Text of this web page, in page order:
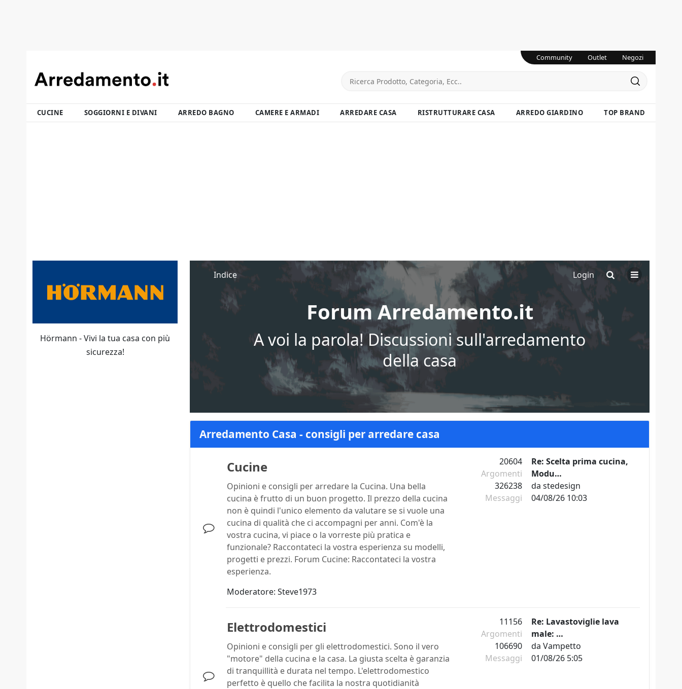
Community Outlet Negozi
CUCINE SOGGIORNI E DIVANI ARREDO BAGNO CAMERE E ARMADI ARREDARE CASA RISTRUTTURARE CASA ARREDO GIARDINO TOP BRAND
Login
Indice
Forum Arredamento.it
A voi la parola! Discussioni sull'arredamento
della casa
Arredamento Casa - consigli per arredare casa
Cucine
Opinioni e consigli per arredare la Cucina. Una bella
cucina è frutto di un buon progetto. Il prezzo della cucina
non è quindi l'unico elemento da valutare se si vuole una
cucina di qualità che ci accompagni per anni. Com'è la
vostra cucina, vi piace o la vorreste più pratica e
funzionale? Raccontateci la vostra esperienza su modelli,
progetti e prezzi. Forum Cucine: Raccontateci la vostra
esperienza.
Moderatore: Steve1973
20604
Argomenti
326238
Messaggi
Re: Scelta prima cucina,
Modu…
da stedesign
04/08/26 10:03
Elettrodomestici
Opinioni e consigli per gli elettrodomestici. Sono il vero
"motore" della cucina e la casa. La giusta scelta è garanzia
di tranquillità e durata nel tempo. L'elettrodomestico
perfetto è quello che facilita la nostra quotidianità
11156
Argomenti
106690
Messaggi
Re: Lavastoviglie lava
male: …
da Vampetto
01/08/26 5:05
Hörmann - Vivi la tua casa con più
sicurezza!